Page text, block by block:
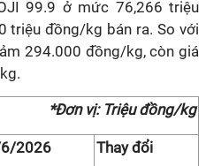
99.9 ở mức 76,266 triệu
triệu đồng/kg bán ra. So với
294.000 đồng/kg, còn giá
*Đơn vị: Triệu đồng/kg
2026 Thay đổi